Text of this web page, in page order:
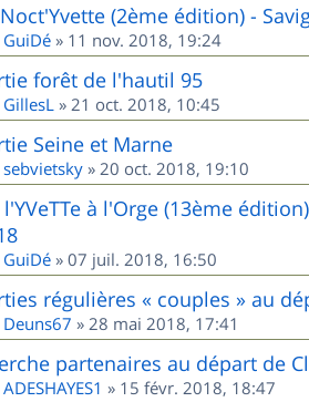
(2ème édition) -
GuiDé » 11 nov. 2018, 19:24
forêt de l'hautil 95
GillesL » 21 oct. 2018, 10:45
Seine et Marne
sebvietsky » 20 oct. 2018, 19:10
l'YVeTTe à l'Orge (13ème
GuiDé » 07 juil. 2018, 16:50
régulières « couples » au
Deuns67 » 28 mai 2018, 17:41
partenaires au départ de
ADESHAYES1 » 15 févr. 2018, 18:47